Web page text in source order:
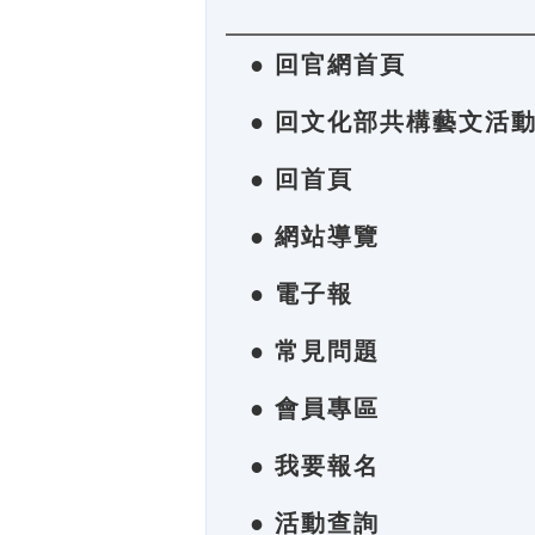
● 回官網首頁
● 回文化部共構藝文活
● 回首頁
● 網站導覽
● 電子報
● 常見問題
● 會員專區
● 我要報名
● 活動查詢